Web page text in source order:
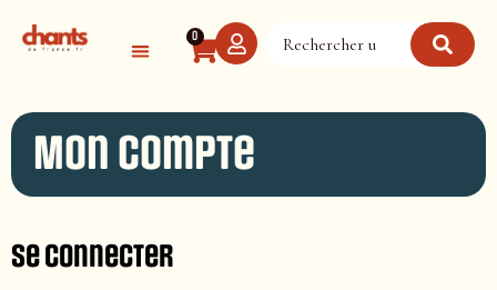
0
Mon compte
Se connecter